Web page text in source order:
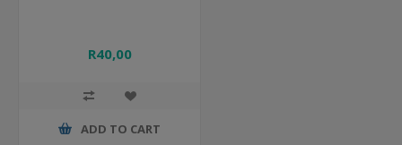
R40,00
ADD TO CART